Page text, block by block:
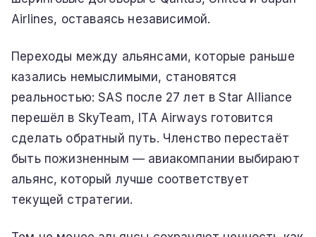
Airlines, оставаясь независимой.
Переходы между альянсами, которые раньше
казались немыслимыми, становятся
реальностью: SAS после 27 лет в Star Alliance
перешёл в SkyTeam, ITA Airways готовится
сделать обратный путь. Членство перестаёт
быть пожизненным — авиакомпании выбирают
альянс, который лучше соответствует
текущей стратегии.